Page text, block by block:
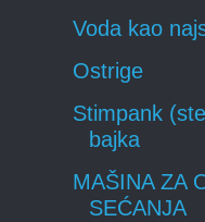
Voda kao
Ostrige
Stimpank
bajka
MAŠINA ZA
SEĆANJA